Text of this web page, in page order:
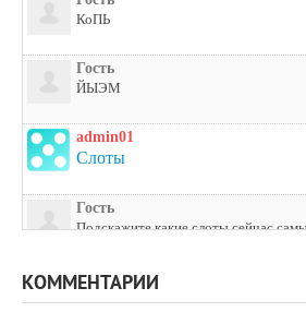
КоПЬ
Гость
ЙЫЭМ
admin01
Слоты
Гость
Подскажите какие слоты сейчас
Гость
КОММЕНТАРИИ